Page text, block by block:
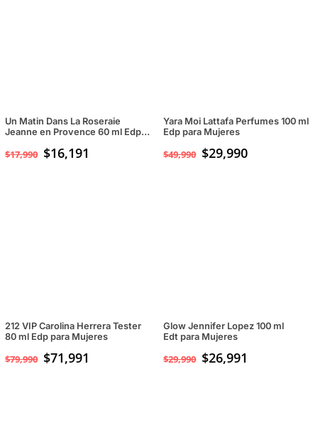
Un Matin Dans La Roseraie
Jeanne en Provence 60 ml Edp
$17,990 $16,191
Yara Moi Lattafa Perfumes 100 ml
Edp para Mujeres
$49,990 El
$29,990El
212 VIP Carolina Herrera Tester
80 ml Edp para Mujeres
$79,990 $71,991
Glow Jennifer Lopez 100 ml
Edt para Mujeres
$29,990 $26,991